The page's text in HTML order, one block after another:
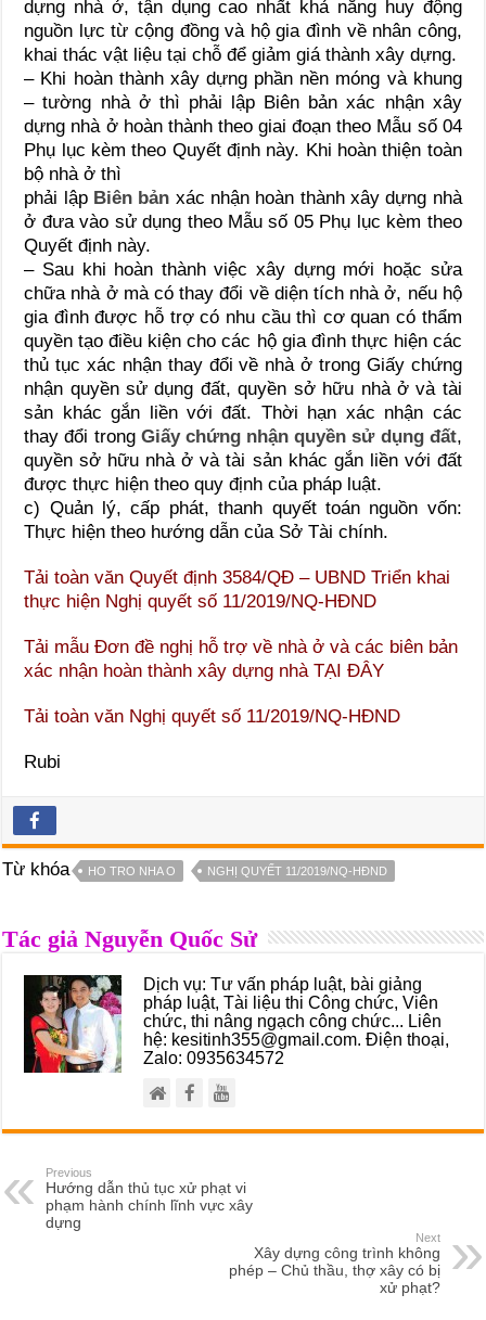
dựng nhà ở, tận dụng cao nhất khả năng huy động
nguồn lực từ cộng đồng và hộ gia đình về nhân công,
khai thác vật liệu tại chỗ để giảm giá thành xây dựng.
– Khi hoàn thành xây dựng phần nền móng và khung
– tường nhà ở thì phải lập Biên bản xác nhận xây
dựng nhà ở hoàn thành theo giai đoạn theo Mẫu số 04
Phụ lục kèm theo Quyết định này. Khi hoàn thiện toàn
bộ nhà ở thì
phải lập Biên bản xác nhận hoàn thành xây dựng nhà
ở đưa vào sử dụng theo Mẫu số 05 Phụ lục kèm theo
Quyết định này.
– Sau khi hoàn thành việc xây dựng mới hoặc sửa
chữa nhà ở mà có thay đổi về diện tích nhà ở, nếu hộ
gia đình được hỗ trợ có nhu cầu thì cơ quan có thẩm
quyền tạo điều kiện cho các hộ gia đình thực hiện các
thủ tục xác nhận thay đổi về nhà ở trong Giấy chứng
nhận quyền sử dụng đất, quyền sở hữu nhà ở và tài
sản khác gắn liền với đất. Thời hạn xác nhận các
thay đổi trong Giấy chứng nhận quyền sử dụng đất,
quyền sở hữu nhà ở và tài sản khác gắn liền với đất
được thực hiện theo quy định của pháp luật.
c) Quản lý, cấp phát, thanh quyết toán nguồn vốn:
Thực hiện theo hướng dẫn của Sở Tài chính.
Tải toàn văn Quyết định 3584/QĐ – UBND Triển khai
thực hiện Nghị quyết số 11/2019/NQ-HĐND
Tải mẫu Đơn đề nghị hỗ trợ về nhà ở và các biên bản
xác nhận hoàn thành xây dựng nhà TẠI ĐÂY
Tải toàn văn Nghị quyết số 11/2019/NQ-HĐND
Rubi
Từ khóa HO TRO NHA O NGHỊ QUYẾT 11/2019/NQ-HĐND
Tác giả Nguyễn Quốc Sử
Dịch vụ: Tư vấn pháp luật, bài giảng
pháp luật, Tài liệu thi Công chức, Viên
chức, thi nâng ngạch công chức... Liên
hệ: kesitinh355@gmail.com. Điện thoại,
Zalo: 0935634572
Previous
Hướng dẫn thủ tục xử phạt vi
phạm hành chính lĩnh vực xây
dựng
Next
Xây dựng công trình không
phép – Chủ thầu, thợ xây có bị
xử phạt?